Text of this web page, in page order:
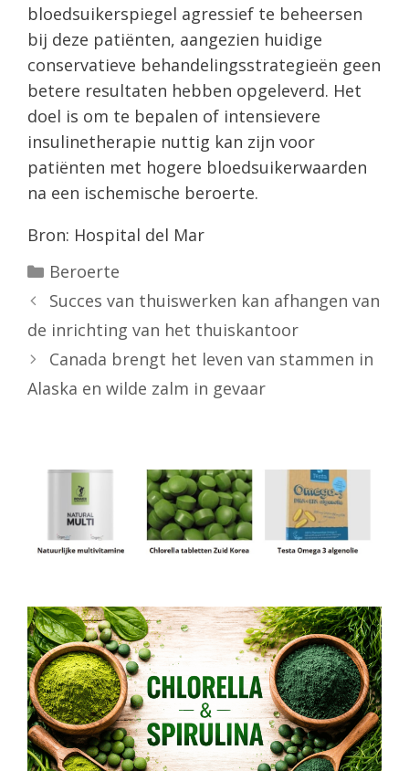
bloedsuikerspiegel agressief te beheersen
bij deze patiënten, aangezien huidige
conservatieve behandelingsstrategieën geen
betere resultaten hebben opgeleverd. Het
doel is om te bepalen of intensievere
insulinetherapie nuttig kan zijn voor
patiënten met hogere bloedsuikerwaarden
na een ischemische beroerte.
Bron: Hospital del Mar
Categorieën
Beroerte
Succes van thuiswerken kan afhangen van
de inrichting van het thuiskantoor
Canada brengt het leven van stammen in
Alaska en wilde zalm in gevaar